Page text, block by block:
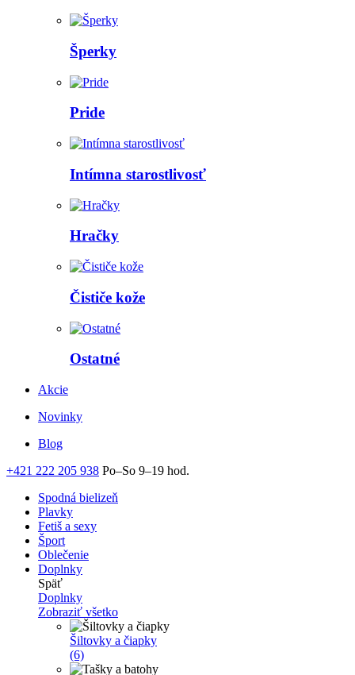
Šperky
Pride
Intímna starostlivosť
Hračky
Čističe kože
Ostatné
Akcie
Novinky
Blog
+421 222 205 938 Po–So 9–19 hod.
Spodná bielizeň
Plavky
Fetiš a sexy
Šport
Oblečenie
Doplnky
Späť
Doplnky
Zobraziť všetko
Šiltovky a čiapky
(6)